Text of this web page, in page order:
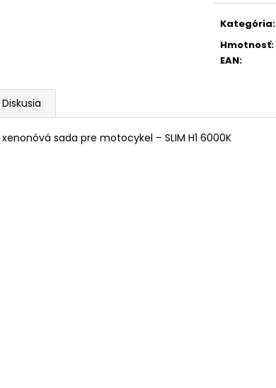
Kategória:
Hmotnosť:
EAN:
Diskusia
sada pre motocykel – SLIM H1 6000K